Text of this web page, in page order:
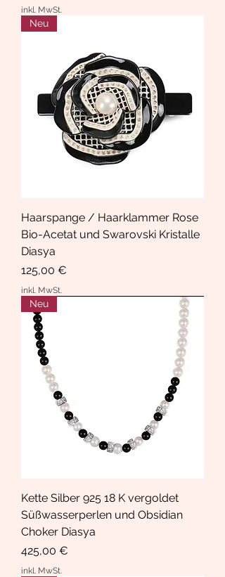
inkl. MwSt.
Neu
Haarspange / Haarklammer Rose
Bio-Acetat und Swarovski Kristalle
Diasya
Preis
125,00 €
inkl. MwSt.
Neu
Kette Silber 925 18 K vergoldet
Süßwasserperlen und Obsidian
Choker Diasya
Preis
425,00 €
inkl. MwSt.